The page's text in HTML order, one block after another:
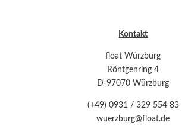
Kontakt
float Würzburg
Röntgenring 4
D-97070 Würzburg
(+49) 0931 / 329 554 83
wuerzburg@float.de